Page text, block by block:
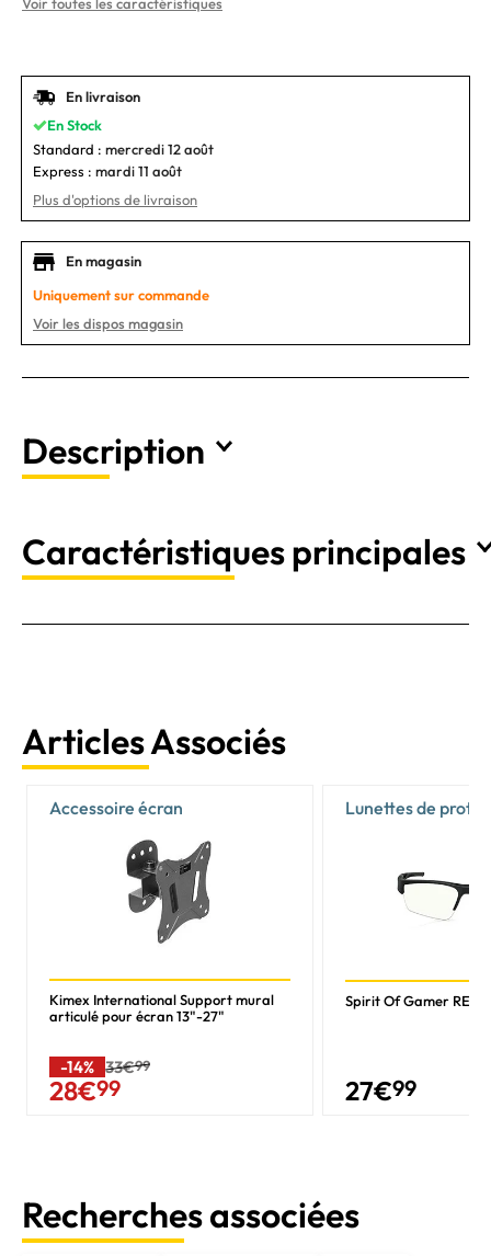
En livraison
En Stock
Standard : mercredi 12 août
Express : mardi 11 août
Plus d'options de livraison
En magasin
Uniquement sur commande
Voir les dispos magasin
Description
Caractéristiques principales
Articles Associés
Accessoire écran
Kimex International Support mural
articulé pour écran 13"-27"
-14% 33€99
28€99
Lunettes de
Spirit Of Gamer
27€99
Recherches associées